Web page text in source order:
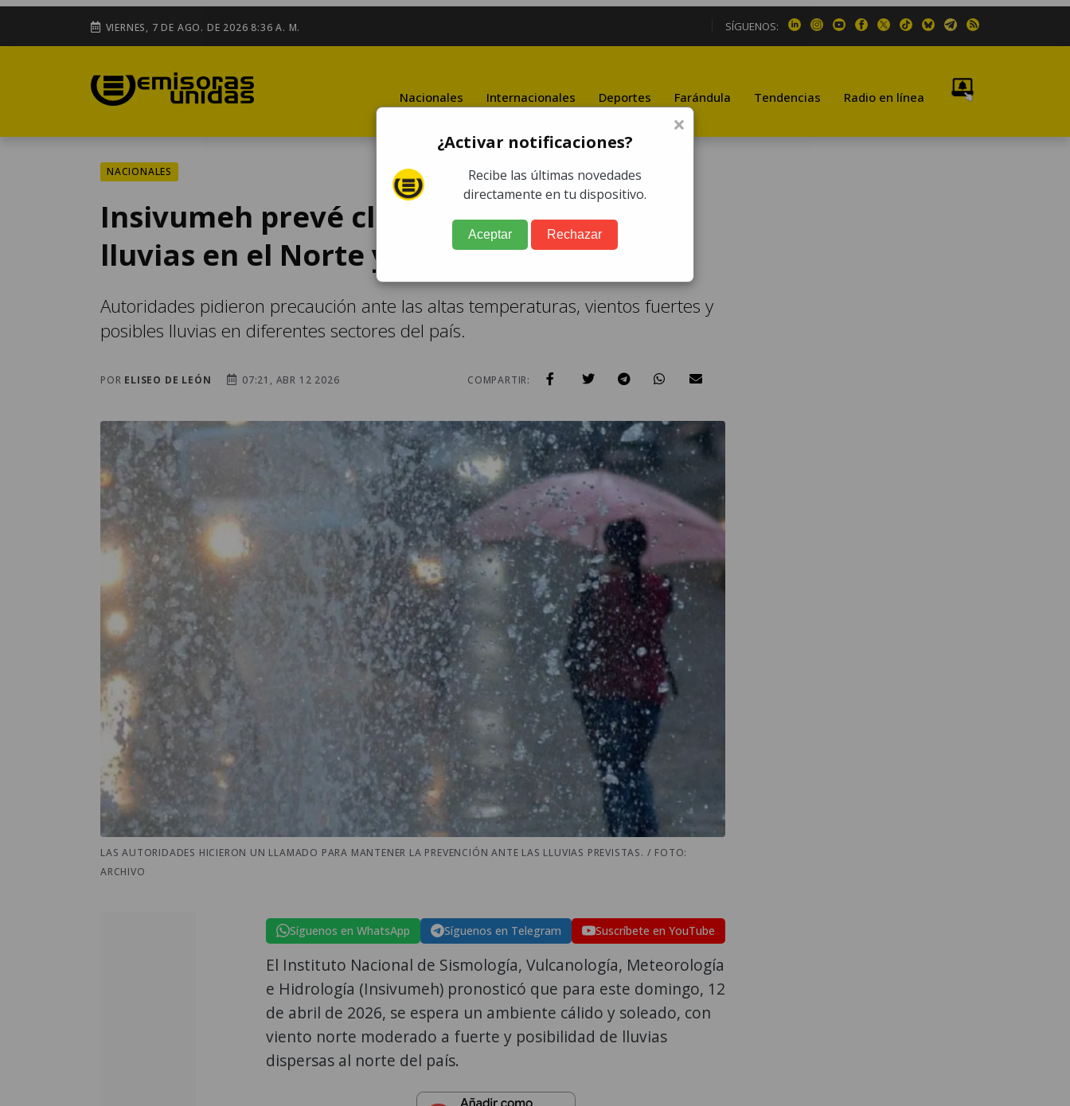
VIERNES, 7 DE AGO. DE 2026 8:36 A. M. SÍGUENOS:
Nacionales Internacionales Deportes Farándula Tendencias Radio en línea
NACIONALES
Insivumeh prevé clima cálido y posibles
lluvias en el Norte y Caribe del país
Autoridades pidieron precaución ante las altas temperaturas, vientos fuertes y
posibles lluvias en diferentes sectores del país.
POR ELISEO DE LEÓN 07:21, ABR 12 2026 COMPARTIR:
LAS AUTORIDADES HICIERON UN LLAMADO PARA MANTENER LA PREVENCIÓN ANTE LAS LLUVIAS PREVISTAS. / FOTO:
ARCHIVO
Síguenos en WhatsApp Síguenos en Telegram Suscríbete en YouTube
El Instituto Nacional de Sismología, Vulcanología, Meteorología
e Hidrología (Insivumeh) pronosticó que para este domingo, 12
de abril de 2026, se espera un ambiente cálido y soleado, con
viento norte moderado a fuerte y posibilidad de lluvias
dispersas al norte del país.
×
¿Activar notificaciones?
Recibe las últimas novedades
directamente en tu dispositivo.
Aceptar Rechazar